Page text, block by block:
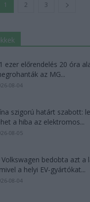
1 2 3
ezer előrendelés 20 óra
az MG...
08-04
szigorú határt szabott:
a hiba az elektromos...
08-05
Volkswagen bedobta azt a
a helyi EV-gyártókat...
08-04